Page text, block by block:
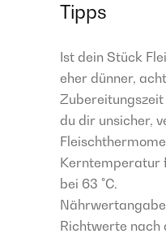
Tipps
Ist dein Stück
eher dünner,
du dir unsicher,
Kerntemperatur
bei 63 °C.
Richtwerte nach